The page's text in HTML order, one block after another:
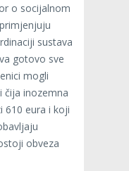
o socijalnom
sustava
gotovo sve
mogli
čija inozemna
610 eura i koji
obveza